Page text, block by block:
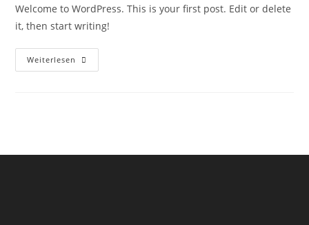
Welcome to WordPress. This is your first post. Edit or delete
it, then start writing!
Weiterlesen
world!